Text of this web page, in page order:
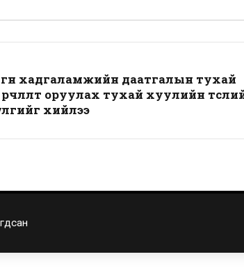
хадгаламжийн даатгалын тухай
оруулах тухай хуулийн
хийлээ